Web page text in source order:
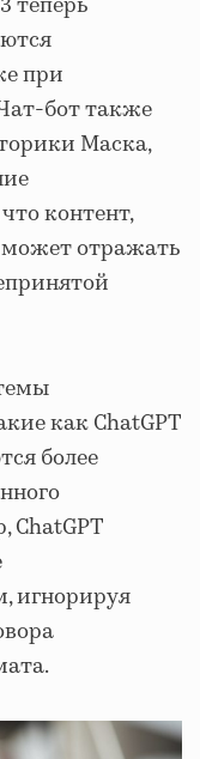
при
бот также
Маска,
контент,
отражать
как ChatGPT
более
ChatGPT
игнорируя